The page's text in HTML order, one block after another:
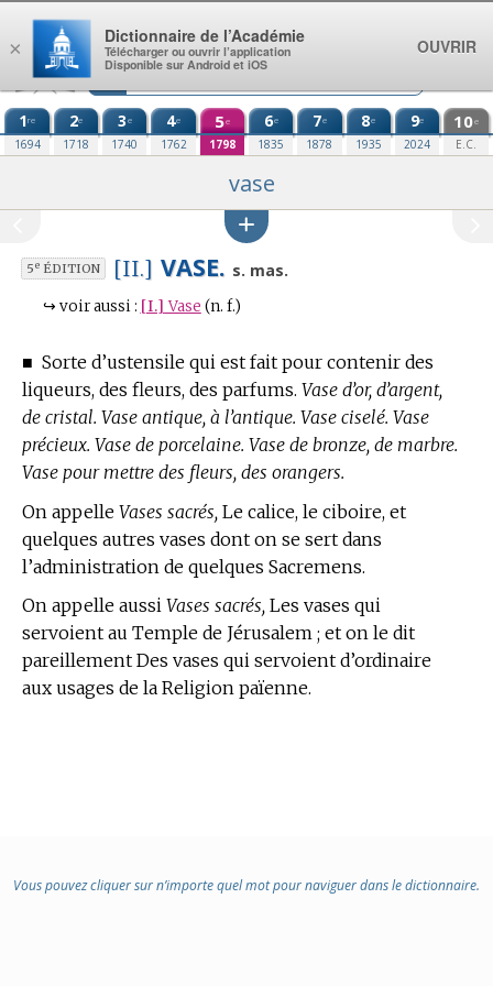
Aller au contenu
1re
1694
2e
1718
3e
1740
4e
1762
5e
1798
6e
1835
7e
1878
8e
1935
9e
2024
10e
E.C.
vase
5eÉDITION [II.] VASE. s. mas.
↪ voir aussi : [I.] Vase (n. f.)
■ Sorte d’ustensile qui est fait pour contenir des
liqueurs, des fleurs, des parfums. Vase d’or, d’argent,
de cristal. Vase antique, à l’antique. Vase ciselé. Vase
précieux. Vase de porcelaine. Vase de bronze, de marbre.
Vase pour mettre des fleurs, des orangers.
On appelle Vases sacrés, Le calice, le ciboire, et
quelques autres vases dont on se sert dans
l’administration de quelques Sacremens.
On appelle aussi Vases sacrés, Les vases qui
servoient au Temple de Jérusalem ; et on le dit
pareillement Des vases qui servoient d’ordinaire
aux usages de la Religion païenne.
Vous pouvez cliquer sur n’importe quel mot pour naviguer dans le dictionnaire.
×
Dictionnaire de l’Académie
Télécharger ou ouvrir l’application
Disponible sur Android et iOS
OUVRIR